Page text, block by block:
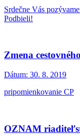
Srdečne Vás
Podbieli!
Zmena
Dátum: 30. 8. 2019
pripomienkovanie CP
OZNAM